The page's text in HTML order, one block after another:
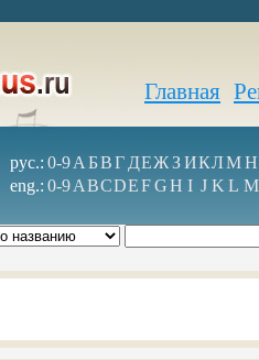
Главная
рус.: 0-9А БВГ ДЕЖ З ИКЛМН
eng.: 0-9ABCDEFGH I J K L M